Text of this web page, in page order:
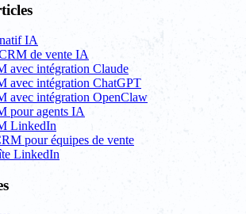
IA
de vente IA
avec intégration Claude
avec intégration ChatGPT
avec intégration OpenClaw
pour agents IA
LinkedIn
pour équipes de vente
LinkedIn